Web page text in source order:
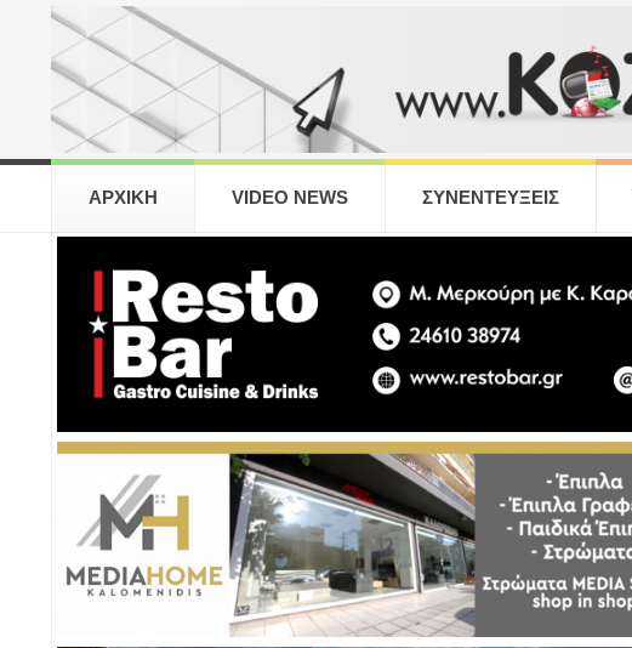
ΑΡΧΙΚΗ VIDEO NEWS ΣΥΝΕΝΤΕΥΞΕΙΣ